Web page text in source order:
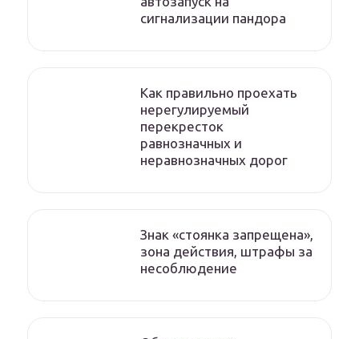
сигнализации пандора
Как правильно проехать
нерегулируемый
перекресток
равнозначных и
неравнозначных дорог
Знак «стоянка запрещена»,
зона действия, штрафы за
несоблюдение